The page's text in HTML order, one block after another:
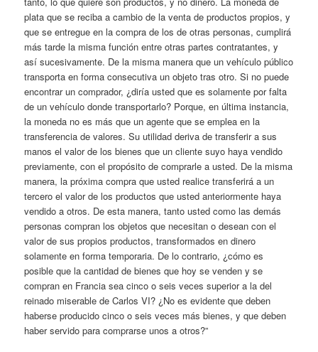
plata que se reciba a cambio de la venta de productos propios, y
que se entregue en la compra de los de otras personas, cumplirá
más tarde la misma función entre otras partes contratantes, y
así sucesivamente. De la misma manera que un vehículo público
transporta en forma consecutiva un objeto tras otro. Si no puede
encontrar un comprador, ¿diría usted que es solamente por falta
de un vehículo donde transportarlo? Porque, en última instancia,
la moneda no es más que un agente que se emplea en la
transferencia de valores. Su utilidad deriva de transferir a sus
manos el valor de los bienes que un cliente suyo haya vendido
previamente, con el propósito de comprarle a usted. De la misma
manera, la próxima compra que usted realice transferirá a un
tercero el valor de los productos que usted anteriormente haya
vendido a otros. De esta manera, tanto usted como las demás
personas compran los objetos que necesitan o desean con el
valor de sus propios productos, transformados en dinero
solamente en forma temporaria. De lo contrario, ¿cómo es
posible que la cantidad de bienes que hoy se venden y se
compran en Francia sea cinco o seis veces superior a la del
reinado miserable de Carlos VI? ¿No es evidente que deben
haberse producido cinco o seis veces más bienes, y que deben
haber servido para comprarse unos a otros?”